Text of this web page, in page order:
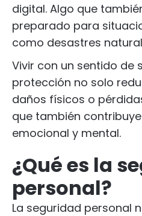
digital. Algo que
preparado para
como desastres
Vivir con un sentido de
protección no solo
daños físicos o
que también
emocional y mental.
¿Qué es la
personal?
La seguridad personal